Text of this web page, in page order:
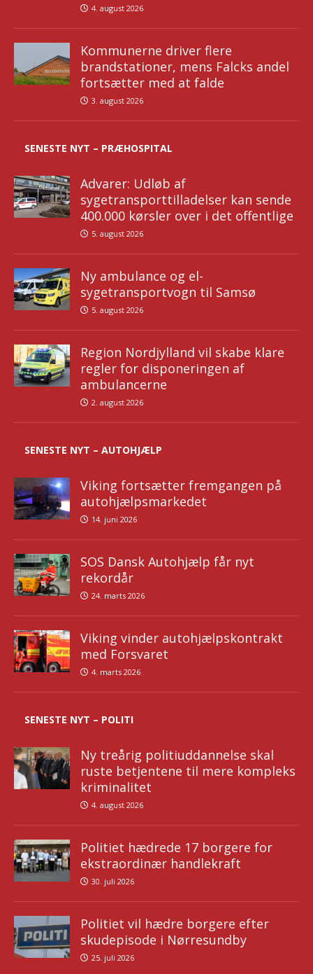
4. august 2026
Kommunerne driver flere
brandstationer, mens Falcks andel
fortsætter med at falde
3. august 2026
SENESTE NYT – PRÆHOSPITAL
Advarer: Udløb af
sygetransporttilladelser kan sende
400.000 kørsler over i det offentlige
5. august 2026
Ny ambulance og el-
sygetransportvogn til Samsø
5. august 2026
Region Nordjylland vil skabe klare
regler for disponeringen af
ambulancerne
2. august 2026
SENESTE NYT – AUTOHJÆLP
Viking fortsætter fremgangen på
autohjælpsmarkedet
14. juni 2026
SOS Dansk Autohjælp får nyt
rekordår
24. marts 2026
Viking vinder autohjælpskontrakt
med Forsvaret
4. marts 2026
SENESTE NYT – POLITI
Ny treårig politiuddannelse skal
ruste betjentene til mere kompleks
kriminalitet
4. august 2026
Politiet hædrede 17 borgere for
ekstraordinær handlekraft
30. juli 2026
Politiet vil hædre borgere efter
skudepisode i Nørresundby
25. juli 2026